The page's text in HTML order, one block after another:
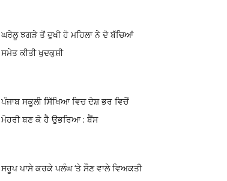
ਘਰੇਲੂ ਝਗੜੇ ਤੋਂ ਦੁਖੀ ਹੋ ਮਹਿਲਾ ਨੇ ਦੋ ਬੱਚਿਆਂ
ਸਮੇਤ ਕੀਤੀ ਖੁਦਕੁਸ਼ੀ
ਪੰਜਾਬ ਸਕੂਲੀ ਸਿੱਖਿਆ ਵਿਚ ਦੇਸ਼ ਭਰ ਵਿਚੋਂ
ਮੋਹਰੀ ਬਣ ਕੇ ਹੈ ਉਭਰਿਆ : ਬੈਂਸ
ਸਰੂਪ ਪਾਸੇ ਕਰਕੇ ਪਲੰਘ ‘ਤੇ ਸੌਣ ਵਾਲੇ ਵਿਅਕਤੀ